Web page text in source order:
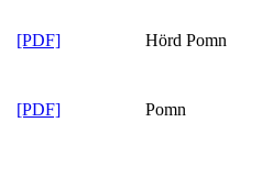
[PDF] Hörd Pomn
[PDF] Pomn